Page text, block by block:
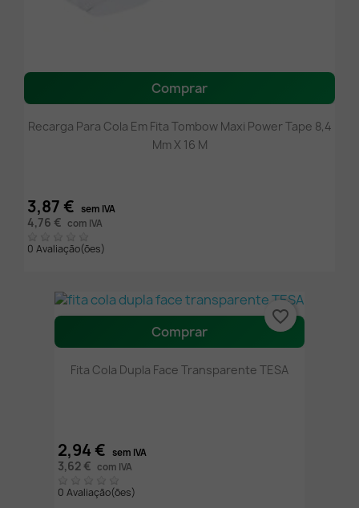
Comprar
Recarga Para Cola Em Fita Tombow Maxi Power Tape 8,4
Mm X 16 M
3,87 € sem IVA
4,76 € com IVA
0 Avaliação(ões)
Comprar
Fita Cola Dupla Face Transparente TESA
2,94 € sem IVA
3,62 € com IVA
0 Avaliação(ões)
favorite_border